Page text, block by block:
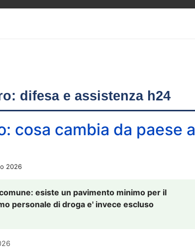
difesa e assistenza h24
cosa cambia da paese a
2026
esiste un pavimento minimo per il
personale di droga e' invece escluso